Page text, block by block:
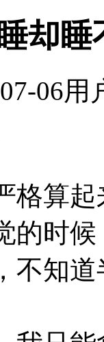
却
06用
算起
的时
不知